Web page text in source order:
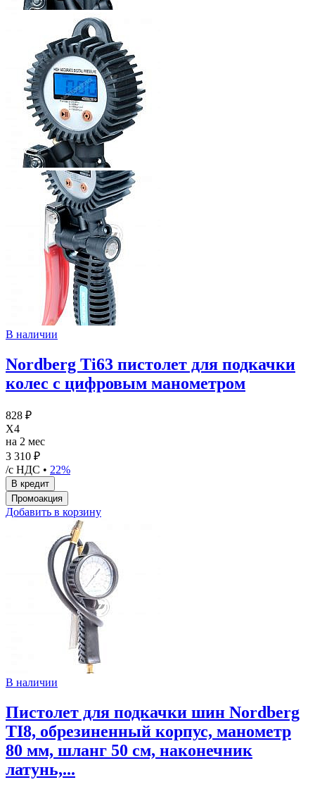
В наличии
Nordberg Ti63 пистолет для подкачки
колес с цифровым манометром
828 ₽
X4
на 2 мес
3 310 ₽
/с НДС • 22%
Добавить в корзину
В наличии
Пистолет для подкачки шин Nordberg
TI8, обрезиненный корпус, манометр
80 мм, шланг 50 см, наконечник
латунь,...